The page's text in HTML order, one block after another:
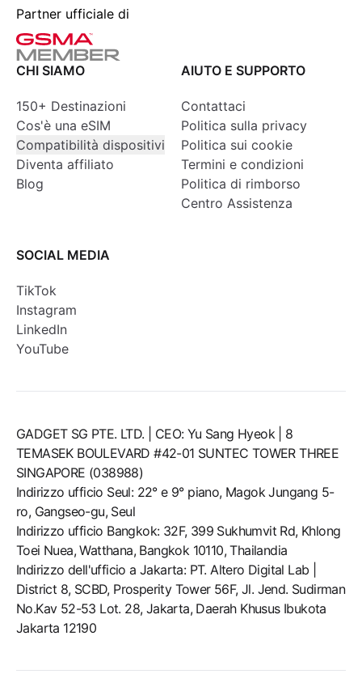
Partner ufficiale di
CHI SIAMO
150+ Destinazioni
Cos'è una eSIM
Compatibilità dispositivi
Diventa affiliato
Blog
AIUTO E SUPPORTO
Contattaci
Politica sulla privacy
Politica sui cookie
Termini e condizioni
Politica di rimborso
Centro Assistenza
SOCIAL MEDIA
TikTok
Instagram
LinkedIn
YouTube
GADGET SG PTE. LTD. | CEO: Yu Sang Hyeok | 8
TEMASEK BOULEVARD #42-01 SUNTEC TOWER THREE
SINGAPORE (038988)
Indirizzo ufficio Seul: 22° e 9° piano, Magok Jungang 5-
ro, Gangseo-gu, Seul
Indirizzo ufficio Bangkok: 32F, 399 Sukhumvit Rd, Khlong
Toei Nuea, Watthana, Bangkok 10110, Thailandia
Indirizzo dell'ufficio a Jakarta: PT. Altero Digital Lab |
District 8, SCBD, Prosperity Tower 56F, Jl. Jend. Sudirman
No.Kav 52-53 Lot. 28, Jakarta, Daerah Khusus Ibukota
Jakarta 12190